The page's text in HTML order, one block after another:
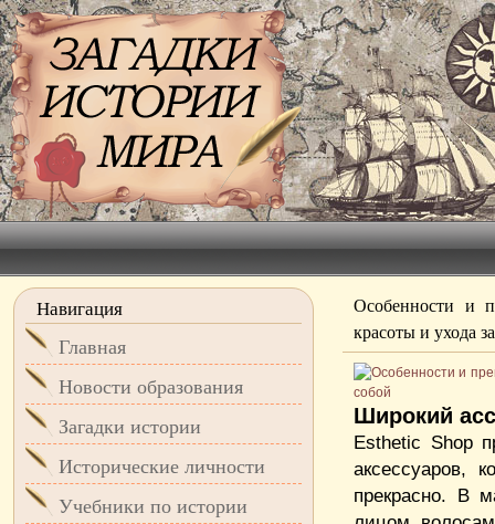
Особенности и
красоты и ухода
Широкий
Esthetic Shop
аксессуаров,
прекрасно. В
Навигация
Главная
Новости образования
Загадки истории
Исторические личности
Учебники по истории